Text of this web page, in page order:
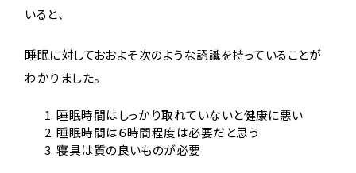
いると、
睡眠に対しておおよそ次のような認識を持っていることが
わかりました。
睡眠時間はしっかり取れていないと健康に悪い
睡眠時間は６時間程度は必要だと思う
寝具は質の良いものが必要